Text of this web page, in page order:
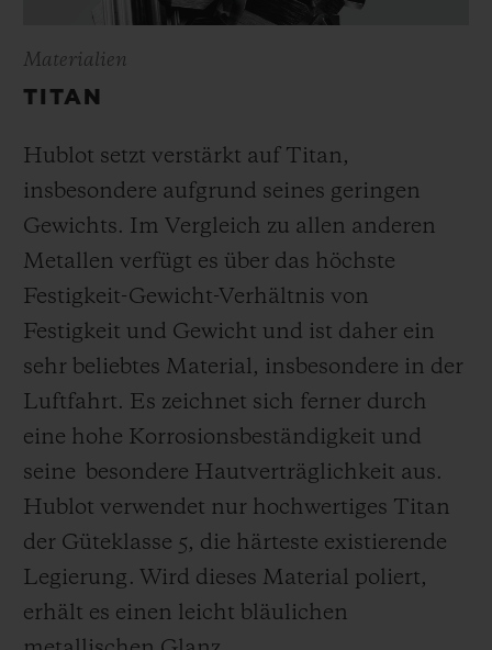
Materialien
TITAN
Hublot setzt verstärkt auf Titan,
insbesondere aufgrund seines geringen
Gewichts. Im Vergleich zu allen anderen
Metallen verfügt es über das höchste
Festigkeit-Gewicht-Verhältnis von
Festigkeit und Gewicht und ist daher ein
sehr beliebtes Material, insbesondere in der
Luftfahrt. Es zeichnet sich ferner durch
eine hohe Korrosionsbeständigkeit und
seine besondere Hautverträglichkeit aus.
Hublot verwendet nur hochwertiges Titan
der Güteklasse 5, die härteste existierende
Legierung. Wird dieses Material poliert,
erhält es einen leicht bläulichen